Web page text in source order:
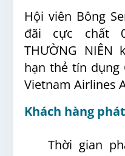
Hội viên Bông
đãi cực chất
THƯỜNG
hạn thẻ tín dụng
Vietnam Airlines
Khách hàng
Thời gian